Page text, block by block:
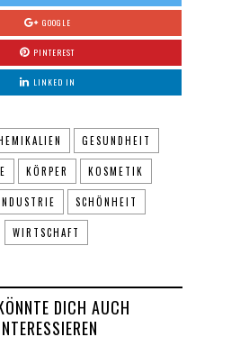
GOOGLE
PINTEREST
LINKED IN
GESUNDHEIT
KÖRPER KOSMETIK
SCHÖNHEIT
WIRTSCHAFT
DICH AUCH